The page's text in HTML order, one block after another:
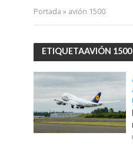
Portada » avión 1500
ETIQUETAAVIÓN 1500